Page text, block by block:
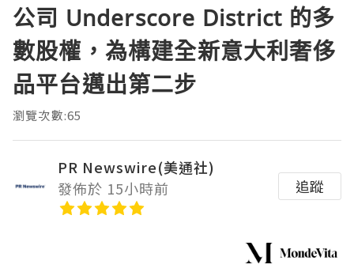
公司 Underscore District 的多
數股權，為構建全新意大利奢侈
品平台邁出第二步
瀏覽次數:65
PR Newswire(美通社)
發佈於 15小時前
追蹤